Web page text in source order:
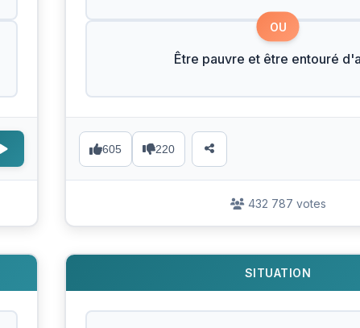
OU
Être pauvre et être entouré
605 220
432 787 votes
SITUATION